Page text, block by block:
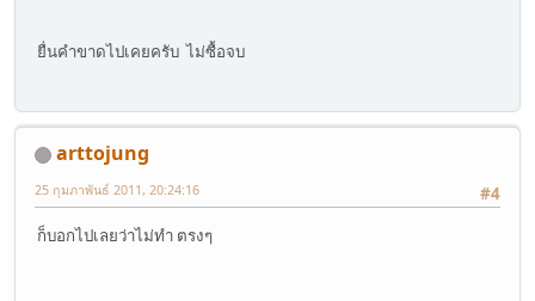
ยื่นคำขาดไปเคยครับ ไม่ซื้อจบ
arttojung
#4
25 กุมภาพันธ์ 2011, 20:24:16
ก็บอกไปเลยว่าไม่ทำ ตรงๆ